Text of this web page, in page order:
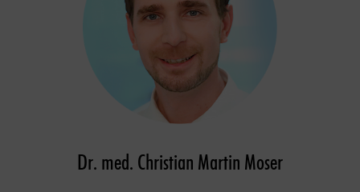
Dr. med. Christian Martin Moser